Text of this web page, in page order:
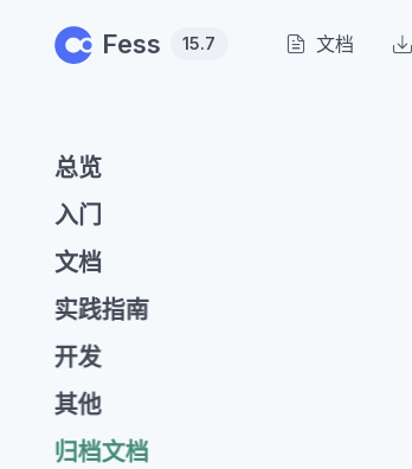
Fess 15.7 文档
总览
入门
文档
实践指南
开发
其他
归档文档